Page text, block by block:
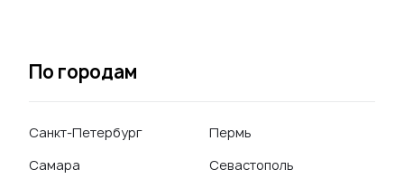
По городам
Санкт-Петербург
Самара
Пермь
Севастополь